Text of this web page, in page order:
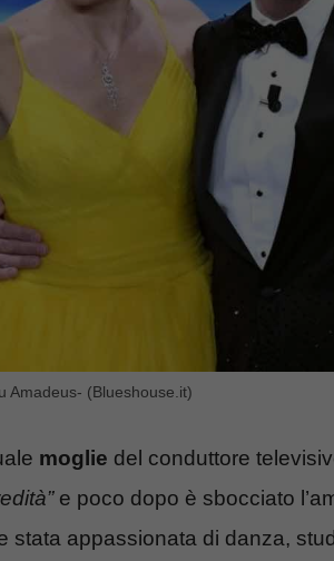
Amadeus- (Blueshouse.it)
moglie del conduttore
e poco dopo è sbocciato
stata appassionata di danza,